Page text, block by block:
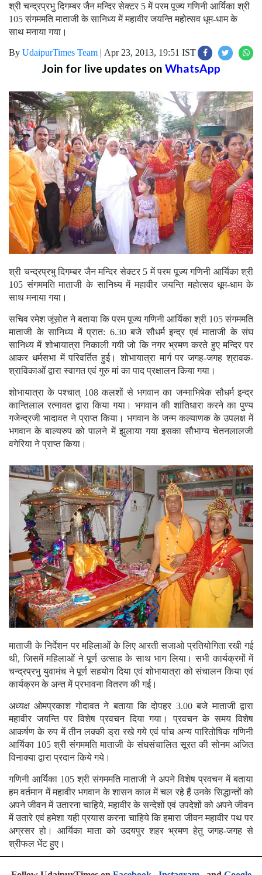
श्री चन्द्रप्रभु दिगम्बर जैन मन्दिर सेक्टर 5 में परम पूज्य गणिनी आर्यिका श्री
105 संगममति माताजी के सानिध्य में महावीर जयन्ति महोत्सव धूम-धाम के
साथ मनाया गया।
By UdaipurTimes Team | Apr 23, 2013, 19:51 IST
Join for live updates on WhatsApp
श्री चन्द्रप्रभु दिगम्बर जैन मन्दिर सेक्टर 5 में परम पूज्य गणिनी आर्यिका श्री
105 संगममति माताजी के सानिध्य में महावीर जयन्ति महोत्सव धूम-धाम के
साथ मनाया गया।
सचिव रमेश जूंसोत ने बताया कि परम पूज्य गणिनी आर्यिका श्री 105 संगममति
माताजी के सानिध्य में प्रात: 6.30 बजे सौधर्म इन्द्र एवं माताजी के संघ
सानिध्य में शोभायात्रा निकाली गयी जो कि नगर भ्रमण करते हुए मन्दिर पर
आकर धर्मसभा में परिवर्तित हुई। शोभायात्रा मार्ग पर जगह-जगह श्रावक-
श्राविकाओं द्वारा स्वागत एवं गुरु मां का पाद प्रक्षालन किया गया।
शोभायात्रा के पश्चात् 108 कलशों से भगवान का जन्माभिषेक सौधर्म इन्द्र
कान्तिलाल रत्नावत द्वारा किया गया। भगवान की शांतिधारा करने का पुण्य
गजेन्द्रजी भादावत ने प्राप्त किया। भगवान के जन्म कल्याणक के उपलक्ष में
भगवान के बाल्यरुप को पालने में झुलाया गया इसका सौभाग्य चेतनलालजी
वगेरिया ने प्राप्त किया।
माताजी के निर्देशन पर महिलाओं के लिए आरती सजाओ प्रतियोगिता रखी गई
थी, जिसमें महिलाओं ने पूर्ण उत्साह के साथ भाग लिया। सभी कार्यक्रमों में
चन्द्रप्रभु युवामंच ने पूर्ण सहयोग दिया एवं शोभायात्रा को संचालन किया एवं
कार्यक्रम के अन्त में प्रभावना वितरण की गई।
अध्यक्ष ओमप्रकाश गोदावत ने बताया कि दोपहर 3.00 बजे माताजी द्वारा
महावीर जयन्ति पर विशेष प्रवचन दिया गया। प्रवचन के समय विशेष
आकर्षण के रुप में तीन लक्की ड्रा रखे गये एवं पांच अन्य पारितोषिक गणिनी
आर्यिका 105 श्री संगममति माताजी के संघसंचालित सूरत की सोनम अजित
विनाक्या द्वारा प्रदान किये गये।
गणिनी आर्यिका 105 श्री संगममति माताजी ने अपने विशेष प्रवचन में बताया
हम वर्तमान में महावीर भगवान के शासन काल में चल रहे हैं उनके सिद्धान्तों को
अपने जीवन में उतारना चाहिये, महावीर के सन्देशों एवं उपदेशों को अपने जीवन
में उतारे एवं हमेशा यही प्रयास करना चाहिये कि हमारा जीवन महावीर पथ पर
अग्रसर हो। आर्यिका माता को उदयपुर शहर भ्रमण हेतु जगह-जगह से
श्रीफल भेंट हुए।